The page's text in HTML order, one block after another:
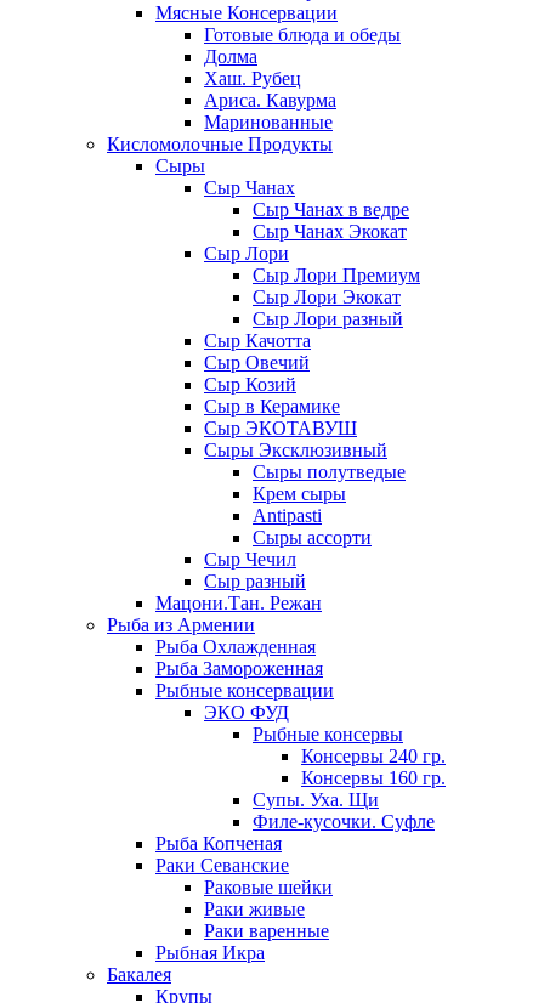
Мясные Консервации
Готовые блюда и обеды
Долма
Хаш. Рубец
Ариса. Кавурма
Маринованные
Кисломолочные Продукты
Сыры
Сыр Чанах
Сыр Чанах в ведре
Сыр Чанах Экокат
Сыр Лори
Сыр Лори Премиум
Сыр Лори Экокат
Сыр Лори разный
Сыр Качотта
Сыр Овечий
Сыр Козий
Сыр в Керамике
Сыр ЭКОТАВУШ
Сыры Эксклюзивный
Сыры полутведые
Крем сыры
Antipasti
Сыры ассорти
Сыр Чечил
Сыр разный
Мацони.Тан. Режан
Рыба из Армении
Рыба Охлажденная
Рыба Замороженная
Рыбные консервации
ЭКО ФУД
Рыбные консервы
Консервы 240 гр.
Консервы 160 гр.
Супы. Уха. Щи
Филе-кусочки. Суфле
Рыба Копченая
Раки Севанские
Раковые шейки
Раки живые
Раки варенные
Рыбная Икра
Бакалея
Крупы